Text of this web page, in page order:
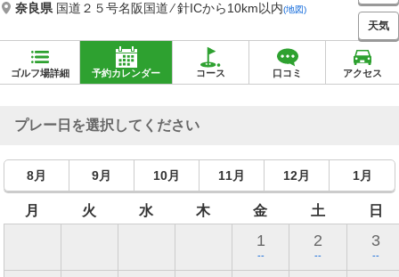
奈良県 国道２５号名阪国道 ⁄ 針ICから10km以内(地図)
天気
ゴルフ場詳細 予約カレンダー コース 口コミ アクセス
プレー日を選択してください
8月 9月 10月 11月 12月 1月
月 火 水 木 金 土 日
1
--
2
--
3
--